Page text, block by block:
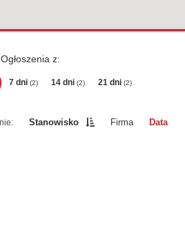
Ogłoszenia z:
7 dni (2) 14 dni (2) 21 dni (2)
Stanowisko Firma Data